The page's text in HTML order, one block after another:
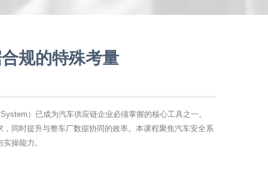
规的特殊考量
）已成为汽车供应链企业必须掌握的核心工具之一。
同时提升与整车厂数据协同的效率。本课程聚焦汽车安全系
操能力。